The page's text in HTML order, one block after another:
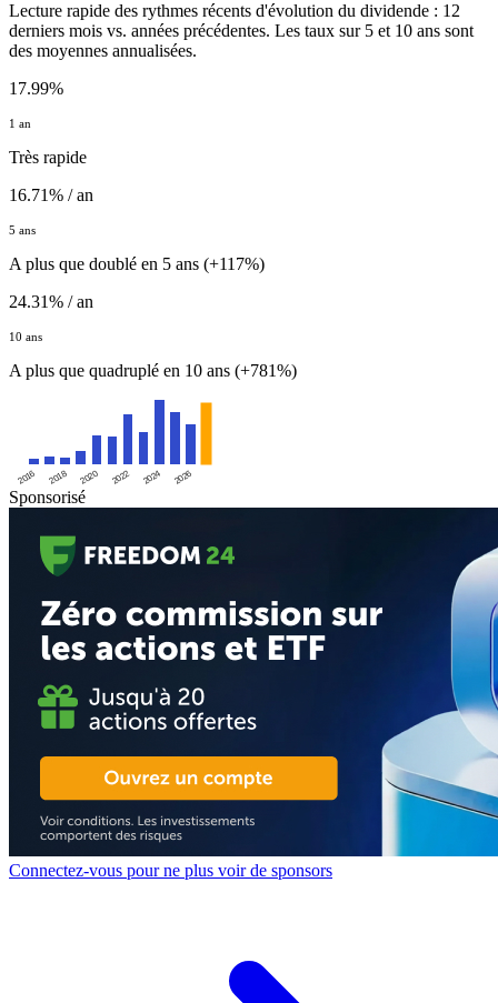
Lecture rapide des rythmes récents d'évolution du dividende : 12
derniers mois vs. années précédentes. Les taux sur 5 et 10 ans sont
des moyennes annualisées.
17.99%
1 an
Très rapide
16.71% / an
5 ans
A plus que doublé en 5 ans (+117%)
24.31% / an
10 ans
A plus que quadruplé en 10 ans (+781%)
2016 2018 2020 2022 2024 2026
Sponsorisé
Connectez-vous pour ne plus voir de sponsors